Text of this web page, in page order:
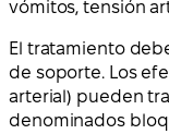
vómitos, tensión
El tratamiento
de soporte. Los
arterial) pueden
denominados